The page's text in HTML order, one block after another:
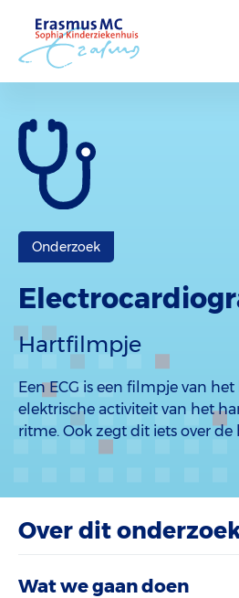
Onderzoek
Hartfilmpje
Een ECG is een filmpje van
elektrische activiteit van het
ritme. Ook zegt dit iets over
Over dit
Wat we gaan doen